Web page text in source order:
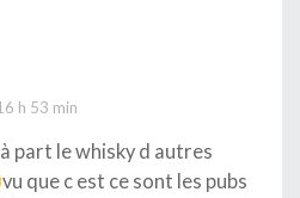
h 53 min
part le whisky d autres
vu que c est ce sont les pubs